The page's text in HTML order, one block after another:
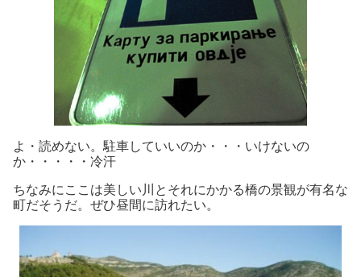
よ・読めない。駐車していいのか・・・いけないの
か・・・・・冷汗
ちなみにここは美しい川とそれにかかる橋の景観が有名な
町だそうだ。ぜひ昼間に訪れたい。